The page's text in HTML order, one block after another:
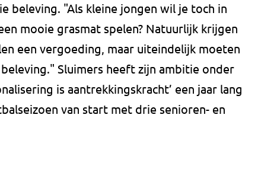
beleving. "Als kleine jongen wil je toch in
mooie grasmat spelen? Natuurlijk krijgen
een vergoeding, maar uiteindelijk moeten
Sluimers heeft zijn ambitie onder
is aantrekkingskracht’ een jaar lang
van start met drie senioren- en